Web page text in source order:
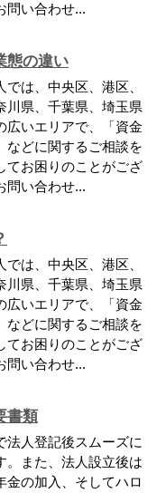
問い合わせ...
態の違い
では、中央区、港区、
川県、千葉県、埼玉県
広いエリアで、「資金
などに関するご相談を
てお困りのことがござ
問い合わせ...
では、中央区、港区、
川県、千葉県、埼玉県
広いエリアで、「資金
などに関するご相談を
てお困りのことがござ
問い合わせ...
書類
法人登記後スムーズに
。また、法人設立後は
金の加入、そしてハロ